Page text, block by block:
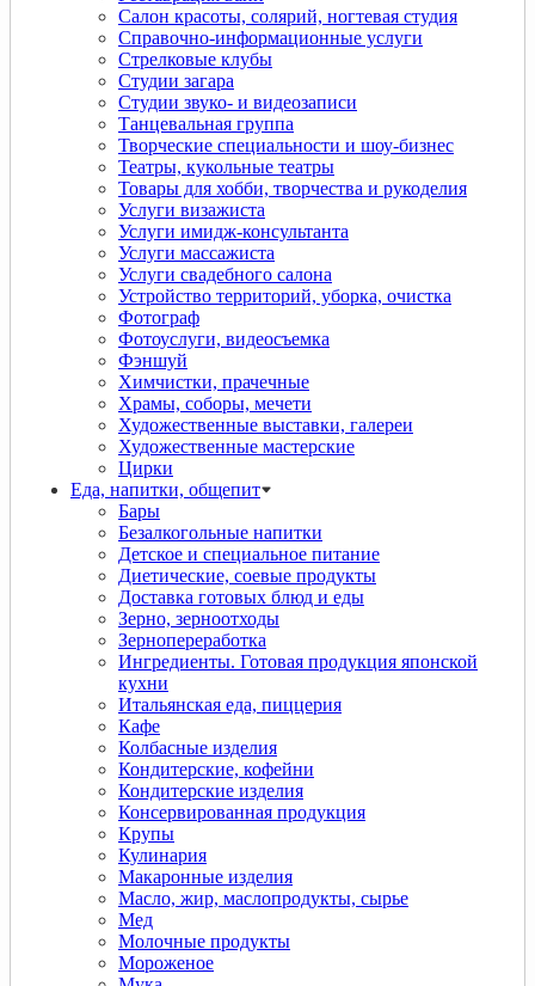
Салон красоты, солярий, ногтевая студия
Справочно-информационные услуги
Стрелковые клубы
Студии загара
Студии звуко- и видеозаписи
Танцевальная группа
Творческие специальности и шоу-бизнес
Театры, кукольные театры
Товары для хобби, творчества и рукоделия
Услуги визажиста
Услуги имидж-консультанта
Услуги массажиста
Услуги свадебного салона
Устройство территорий, уборка, очистка
Фотограф
Фотоуслуги, видеосъемка
Фэншуй
Химчистки, прачечные
Храмы, соборы, мечети
Художественные выставки, галереи
Художественные мастерские
Цирки
Еда, напитки, общепит
Бары
Безалкогольные напитки
Детское и специальное питание
Диетические, соевые продукты
Доставка готовых блюд и еды
Зерно, зерноотходы
Зернопереработка
Ингредиенты. Готовая продукция японской
кухни
Итальянская еда, пиццерия
Кафе
Колбасные изделия
Кондитерские, кофейни
Кондитерские изделия
Консервированная продукция
Крупы
Кулинария
Макаронные изделия
Масло, жир, маслопродукты, сырье
Мед
Молочные продукты
Мороженое